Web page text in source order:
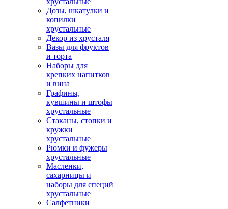
Дозы, шкатулки и
копилки
хрустальные
Декор из хрусталя
Вазы для фруктов
и торта
Наборы для
крепких напитков
и вина
Графины,
кувшины и штофы
хрустальные
Стаканы, стопки и
кружки
хрустальные
Рюмки и фужеры
хрустальные
Масленки,
сахарницы и
наборы для специй
хрустальные
Салфетники